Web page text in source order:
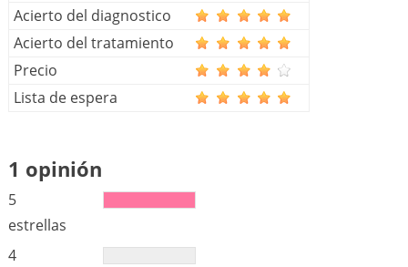
Acierto del diagnostico
Acierto del tratamiento
Precio
Lista de espera
1 opinión
5
estrellas
4